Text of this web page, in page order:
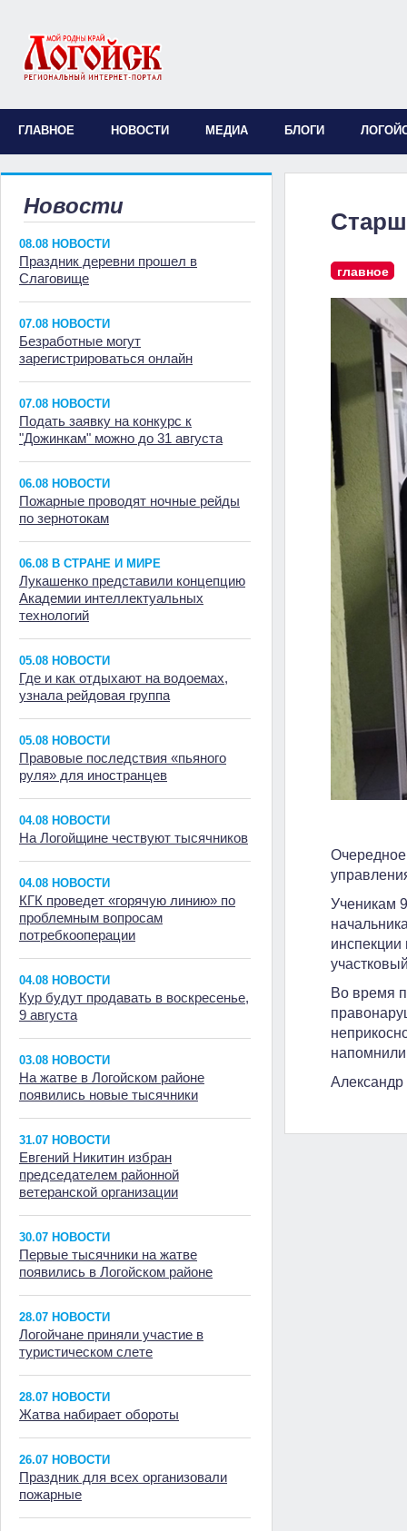
ГЛАВНОЕ НОВОСТИ МЕДИА БЛОГИ
Новости
08.08 НОВОСТИ
Праздник деревни прошел в
Слаговище
07.08 НОВОСТИ
Безработные могут
зарегистрироваться онлайн
07.08 НОВОСТИ
Подать заявку на конкурс к
"Дожинкам" можно до 31 августа
06.08 НОВОСТИ
Пожарные проводят ночные рейды
по зернотокам
06.08 В СТРАНЕ И МИРЕ
Лукашенко представили концепцию
Академии интеллектуальных
технологий
05.08 НОВОСТИ
Где и как отдыхают на водоемах,
узнала рейдовая группа
05.08 НОВОСТИ
Правовые последствия «пьяного
руля» для иностранцев
04.08 НОВОСТИ
На Логойщине чествуют тысячников
04.08 НОВОСТИ
КГК проведет «горячую линию» по
проблемным вопросам
потребкооперации
04.08 НОВОСТИ
Кур будут продавать в воскресенье,
9 августа
03.08 НОВОСТИ
На жатве в Логойском районе
появились новые тысячники
31.07 НОВОСТИ
Евгений Никитин избран
председателем районной
ветеранской организации
30.07 НОВОСТИ
Первые тысячники на жатве
появились в Логойском районе
28.07 НОВОСТИ
Логойчане приняли участие в
туристическом слете
28.07 НОВОСТИ
Жатва набирает обороты
26.07 НОВОСТИ
Праздник для всех организовали
пожарные
главное
Очередное
Ученикам
Во время